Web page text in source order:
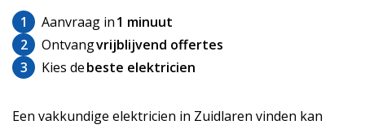
1 Aanvraag in1 minuut
2
Ontvangvrijblijvend offertes
3
Kies debeste elektricien
Een vakkundige elektricien in Zuidlaren vinden kan